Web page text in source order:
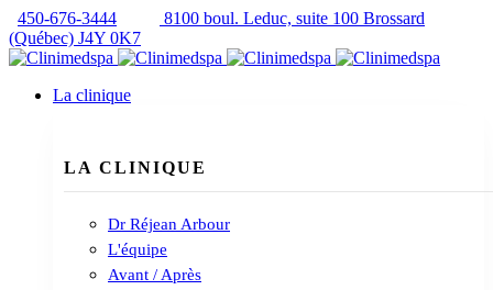
450-676-3444
8100 boul. Leduc, suite 100 Brossard
(Québec) J4Y 0K7
La clinique
LA CLINIQUE
Dr Réjean Arbour
L'équipe
Avant / Après